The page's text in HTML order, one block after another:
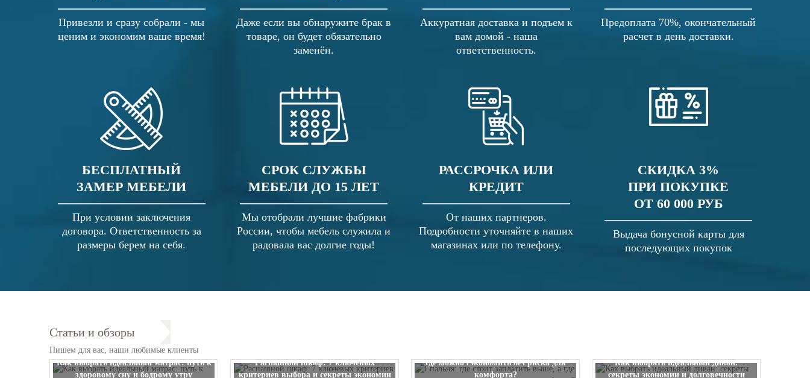
Привезли и сразу собрали - мы
ценим и экономим ваше время!
Даже если вы обнаружите брак в
товаре, он будет обязательно
заменён.
Аккуратная доставка и подъем к
вам домой - наша
ответственность.
Предоплата 70%, окончательный
расчет в день доставки.
БЕСПЛАТНЫЙ
ЗАМЕР МЕБЕЛИ
При условии заключения
договора. Ответственность за
размеры берем на себя.
СРОК СЛУЖБЫ
МЕБЕЛИ ДО 15 ЛЕТ
Мы отобрали лучшие фабрики
России, чтобы мебель служила и
радовала вас долгие годы!
РАССРОЧКА ИЛИ
КРЕДИТ
От наших партнеров.
Подробности уточняйте в наших
магазинах или по телефону.
СКИДКА 3%
ПРИ ПОКУПКЕ
ОТ 60 000 РУБ
Выдача бонусной карты для
последующих покупок
Статьи и обзоры
Пишем для вас, наши любимые клиенты
Как выбрать идеальный матрас: путь к
здоровому сну и бодрому утру
Распашной шкаф: 7 ключевых
критериев выбора и секреты экономии
где можно сэкономить без риска для
комфорта?
Как выбрать идеальный диван:
секреты экономии и долговечности